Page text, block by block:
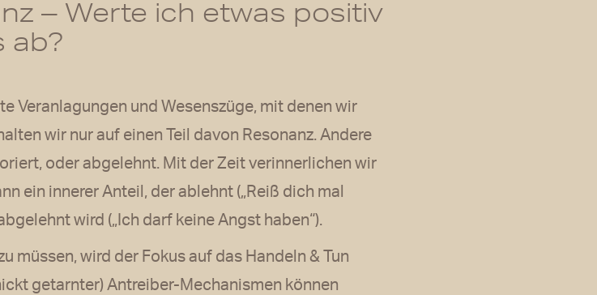
– Werte ich etwas positiv
ab?
Veranlagungen und Wesenszüge, mit denen wir
wir nur auf einen Teil davon Resonanz. Andere
oder abgelehnt. Mit der Zeit verinnerlichen wir
ein innerer Anteil, der ablehnt („Reiß dich mal
wird („Ich darf keine Angst haben“).
müssen, wird der Fokus auf das Handeln & Tun
getarnter) Antreiber-Mechanismen können